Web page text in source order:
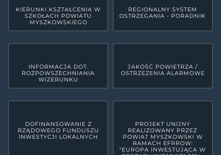
KIERUNKI KSZTAŁCENIA W
SZKOŁACH POWIATU
MYSZKOWSKIEGO
REGIONALNY SYSTEM
OSTRZEGANIA - PORADNIK
INFORMACJA DOT.
ROZPOWSZECHNIANIA
WIZERUNKU
JAKOŚĆ POWIETRZA /
OSTRZEŻENIA ALARMOWE
DOFINANSOWANIE Z
RZĄDOWEGO FUNDUSZU
INWESTYCJI LOKALNYCH
PROJEKT UNIJNY
REALIZOWANY PRZEZ
POWIAT MYSZKOWSKI W
RAMACH EFRROW:
"EUROPA INWESTUJĄCA W